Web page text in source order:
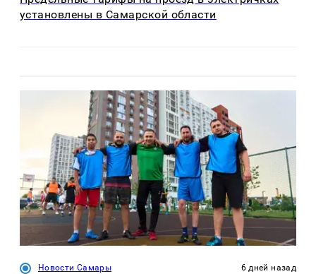
установлены в Самарской области
Новости Самары 6 дней назад